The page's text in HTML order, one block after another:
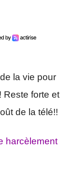
la vie pour
Reste forte et
de la télé!!
harcèlement